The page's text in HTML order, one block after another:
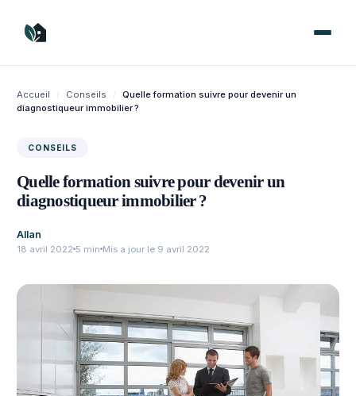
contenu
Accueil / Conseils /
Quelle formation suivre pour devenir un
diagnostiqueur immobilier ?
CONSEILS
Quelle formation suivre pour devenir un
diagnostiqueur immobilier ?
Allan
18 avril 2022 5 min Mis a jour le 9 avril 2022